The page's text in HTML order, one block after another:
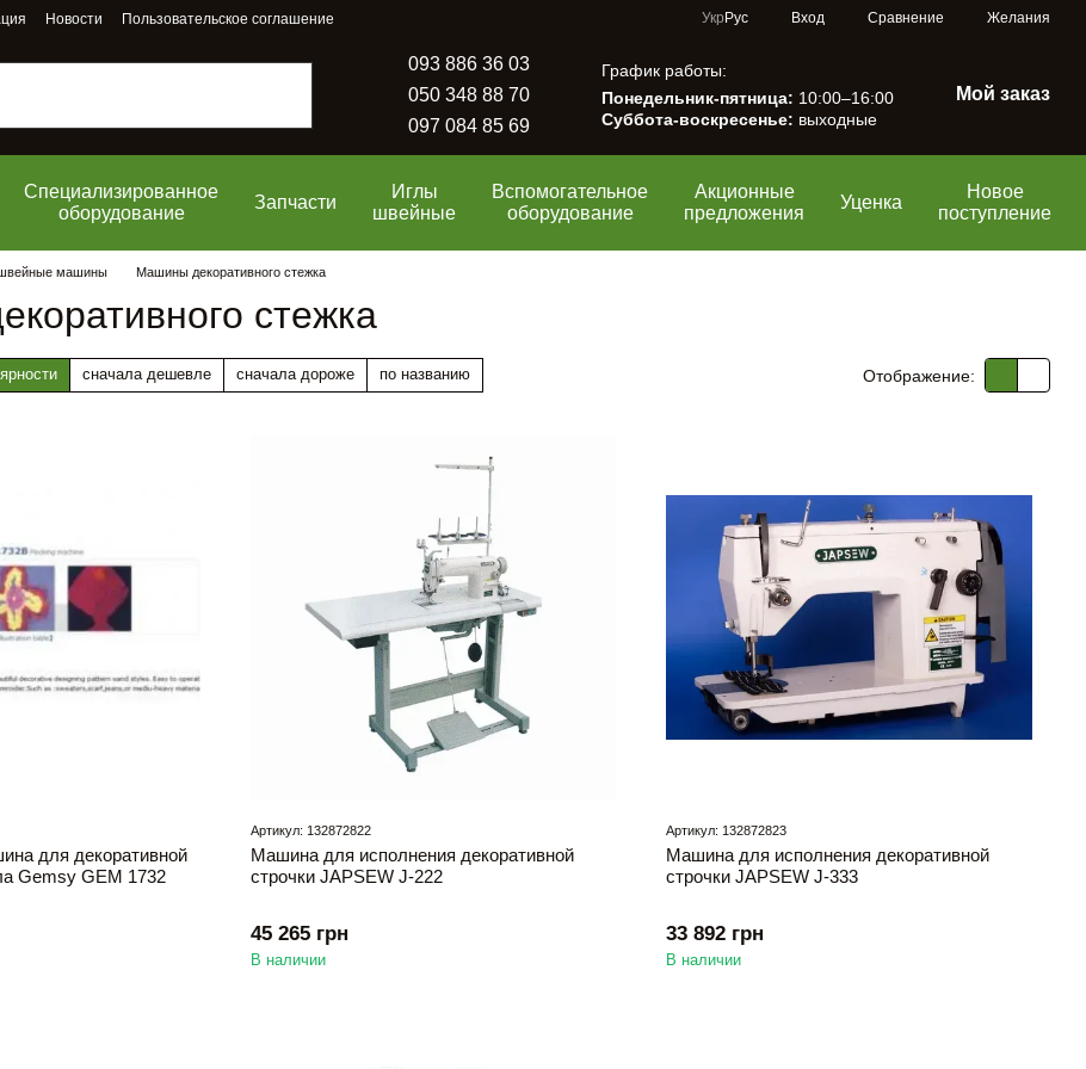
Новости Пользовательское соглашение Укр Рус Вход Сравнение Желания
093 886 36 03
050 348 88 70
097 084 85 69
График работы:
Понедельник-пятница: 10:00–16:00
Суббота-воскресенье: выходные
Мой заказ
Специализированное
оборудование
Запчасти
Иглы
швейные
Вспомогательное
оборудование
Акционные
предложения
Уценка
Новое
поступление
машины Машины декоративного стежка
стежка
сначала дешевле сначала дороже по названию Отображение:
для декоративной
Gemsy GEM 1732
Артикул: 132872822
Машина для исполнения декоративной
строчки JAPSEW J-222
45 265 грн
В наличии
Артикул: 132872823
Машина для исполнения декоративной
строчки JAPSEW J-333
33 892 грн
В наличии